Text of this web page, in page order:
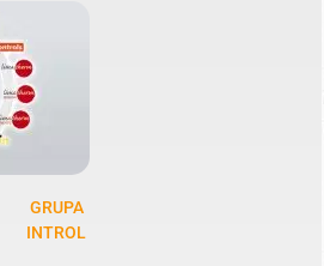
GRUPA
INTROL